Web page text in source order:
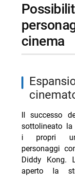
possibilità di incontri tra
cinema
espansione degli universi
Il successo
sottolineato
i propri
personaggi
Diddy Kong.
aperto la